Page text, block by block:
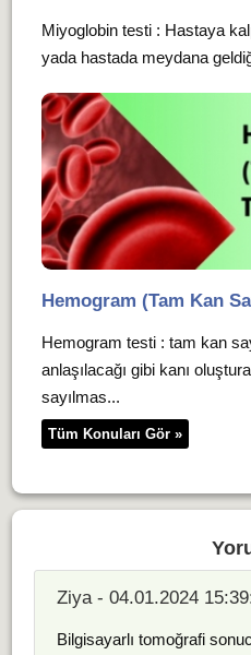
Miyoglobin testi : Hastaya
yada hastada meydana
Hemogram (Tam Kan
Hemogram testi : tam kan
anlaşılacağı gibi kanı
sayılmas...
Tüm Konuları Gör »
Ziya - 04.01.2024
Bilgisayarlı tomoğrafi